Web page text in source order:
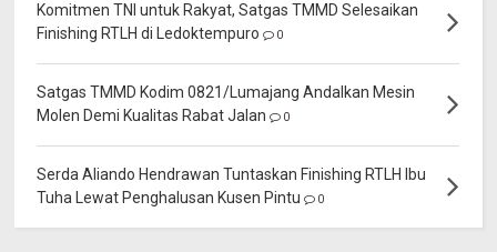
Komitmen TNI untuk Rakyat, Satgas TMMD Selesaikan
Finishing RTLH di Ledoktempuro
0
Satgas TMMD Kodim 0821/Lumajang Andalkan Mesin
Molen Demi Kualitas Rabat Jalan
0
Serda Aliando Hendrawan Tuntaskan Finishing RTLH Ibu
Tuha Lewat Penghalusan Kusen Pintu
0